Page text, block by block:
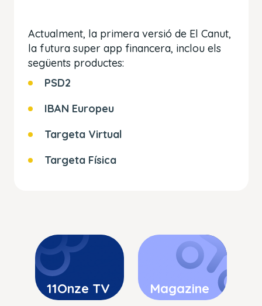
Actualment, la primera versió de El Canut,
la futura super app financera, inclou els
següents productes:
PSD2
IBAN Europeu
Targeta Virtual
Targeta Física
11Onze TV Magazine